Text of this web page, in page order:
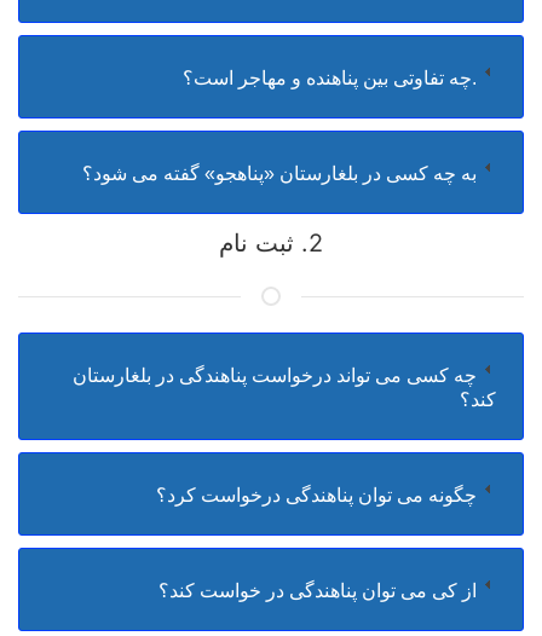
.چه تفاوتی بین پناهنده و مهاجر است؟
به چه کسی در بلغارستان «پناهجو» گفته می شود؟
2. ثبت نام
چه کسی می تواند درخواست پناهندگی در بلغارستان
کند؟
چگونه می توان پناهندگی درخواست کرد؟
از کی می توان پناهندگی در خواست کند؟